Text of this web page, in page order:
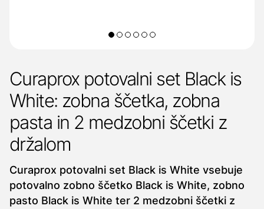
Curaprox potovalni set Black is
White: zobna ščetka, zobna
pasta in 2 medzobni ščetki z
držalom
Curaprox potovalni set Black is White vsebuje
potovalno zobno ščetko Black is White, zobno
pasto Black is White ter 2 medzobni ščetki z